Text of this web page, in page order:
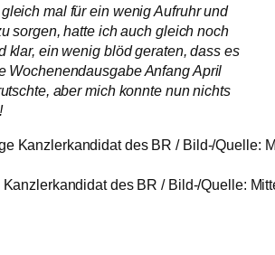
mal für ein wenig Aufruhr und
sorgen, hatte ich auch gleich noch
klar, ein wenig blöd geraten, dass es
Wochenendausgabe Anfang April
aber mich konnte nun nichts
des BR / Bild-/Quelle: